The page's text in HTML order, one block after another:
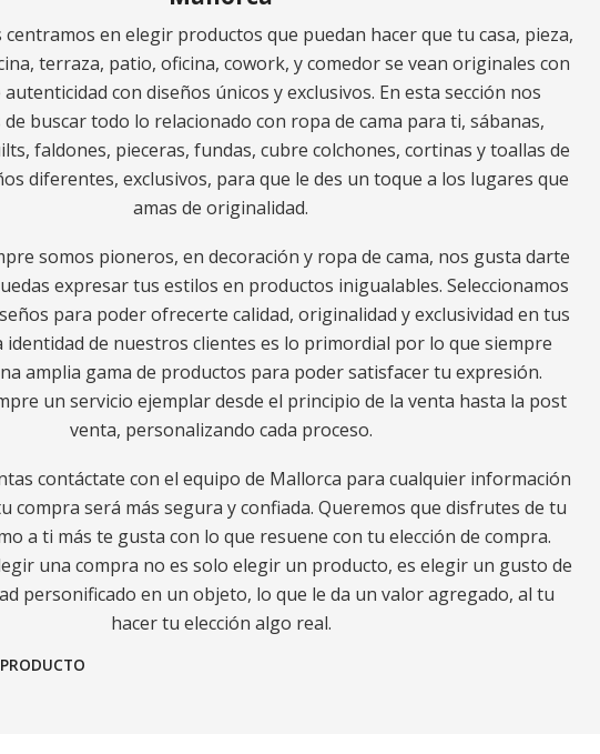
centramos en elegir productos que puedan hacer que tu casa, pieza,
terraza, patio, oficina, cowork, y comedor se vean originales con
con diseños únicos y exclusivos. En esta sección nos
buscar todo lo relacionado con ropa de cama para ti, sábanas,
faldones, pieceras, fundas, cubre colchones, cortinas y toallas de
diferentes, exclusivos, para que le des un toque a los lugares que
amas de originalidad.
somos pioneros, en decoración y ropa de cama, nos gusta darte
expresar tus estilos en productos inigualables. Seleccionamos
para poder ofrecerte calidad, originalidad y exclusividad en tus
identidad de nuestros clientes es lo primordial por lo que siempre
amplia gama de productos para poder satisfacer tu expresión.
un servicio ejemplar desde el principio de la venta hasta la post
venta, personalizando cada proceso.
contáctate con el equipo de Mallorca para cualquier información
compra será más segura y confiada. Queremos que disfrutes de tu
a ti más te gusta con lo que resuene con tu elección de compra.
una compra no es solo elegir un producto, es elegir un gusto de
personificado en un objeto, lo que le da un valor agregado, al tu
hacer tu elección algo real.